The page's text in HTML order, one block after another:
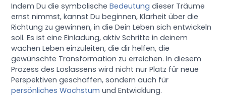
Indem Du die symbolischeBedeutung dieser Träume
ernst nimmst, kannst Du beginnen, Klarheit über die
Richtung zu gewinnen, in die Dein Leben sich entwickeln
soll. Es ist eine Einladung, aktiv Schritte in deinem
wachen Leben einzuleiten, die dir helfen, die
gewünschte Transformation zu erreichen. In diesem
Prozess des Loslassens wird nicht nur Platz für neue
Perspektiven geschaffen, sondern auch für
persönliches Wachstum und Entwicklung.